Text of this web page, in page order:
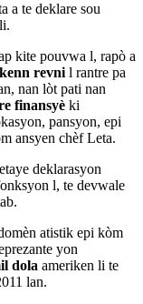
a te deklare sou
kite pouvwa l, rapò a
revnil rantre pa
nan lòt pati nan
finansyè ki
pansyon, epi
ansyen chèf Leta.
deklarasyon
l, te devwale
atistik epi kòm
yon
dola ameriken li te
lan.